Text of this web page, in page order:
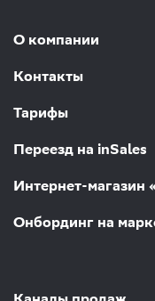
О компании
Контакты
Тарифы
Переезд на inSales
Интернет-магазин
Онбординг на